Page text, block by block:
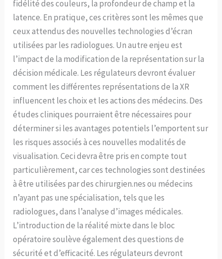
fidélité des couleurs, la profondeur de champ et la
latence. En pratique, ces critères sont les mêmes que
ceux attendus des nouvelles technologies d’écran
utilisées par les radiologues. Un autre enjeu est
l’impact de la modification de la représentation sur la
décision médicale. Les régulateurs devront évaluer
comment les différentes représentations de la XR
influencent les choix et les actions des médecins. Des
études cliniques pourraient être nécessaires pour
déterminer si les avantages potentiels l’emportent sur
les risques associés à ces nouvelles modalités de
visualisation. Ceci devra être pris en compte tout
particulièrement, car ces technologies sont destinées
à être utilisées par des chirurgien.nes ou médecins
n’ayant pas une spécialisation, tels que les
radiologues, dans l’analyse d’images médicales.
L’introduction de la réalité mixte dans le bloc
opératoire soulève également des questions de
sécurité et d’efficacité. Les régulateurs devront